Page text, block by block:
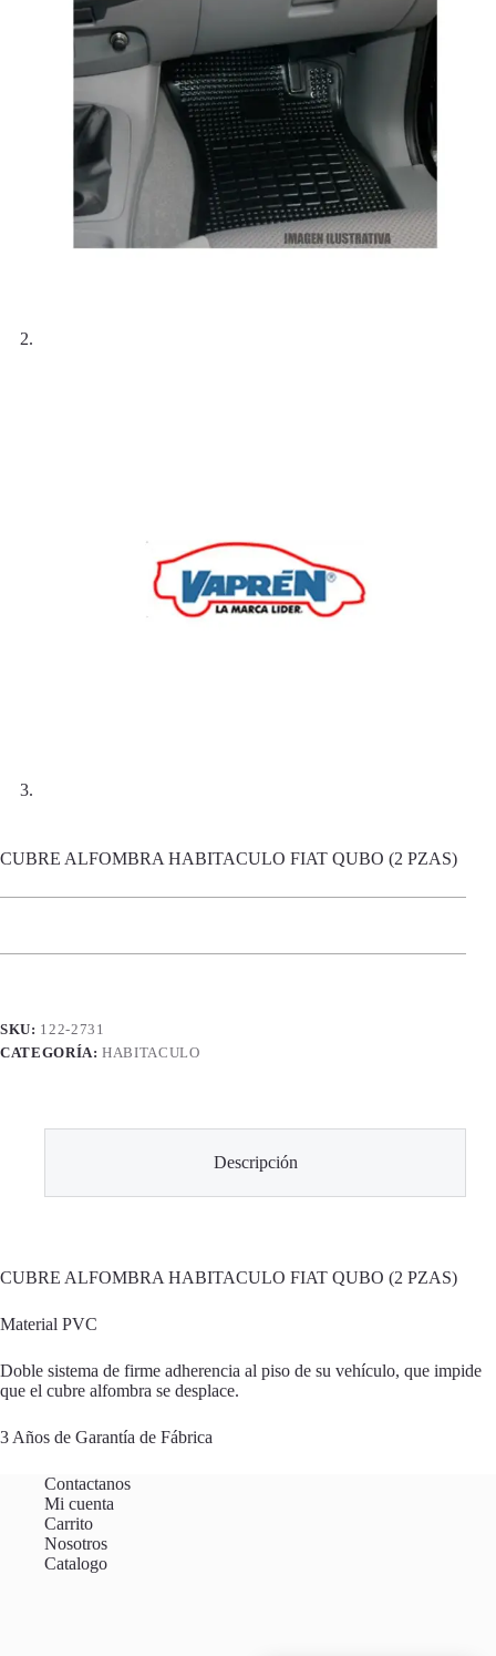
CUBRE ALFOMBRA HABITACULO FIAT QUBO (2 PZAS)
SKU: 122-2731
CATEGORÍA:HABITACULO
Descripción
CUBRE ALFOMBRA HABITACULO FIAT QUBO (2 PZAS)
Material PVC
Doble sistema de firme adherencia al piso de su vehículo, que impide
que el cubre alfombra se desplace.
3 Años de Garantía de Fábrica
Contactanos
Mi cuenta
Carrito
Nosotros
Catalogo